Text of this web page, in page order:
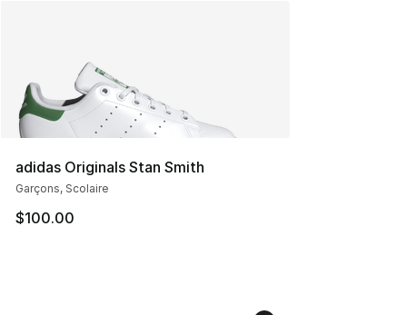
adidas Originals Stan Smith
Garçons, Scolaire
$100.00